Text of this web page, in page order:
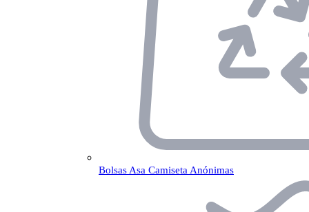
Bolsas Asa Camiseta Anónimas